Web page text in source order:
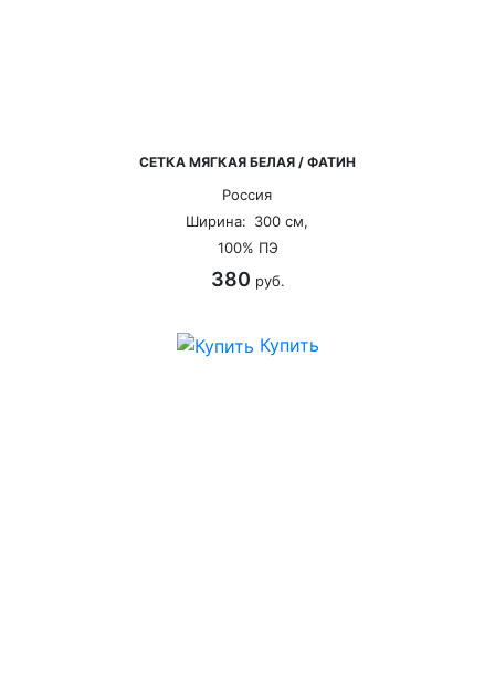
СЕТКА МЯГКАЯ БЕЛАЯ / ФАТИН
Россия
Ширина: 300 см,
100% ПЭ
380руб.
Купить